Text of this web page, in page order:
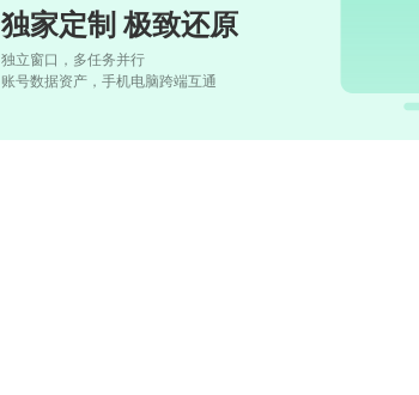
独家定制 极致还原
独立窗口，多任务并行
账号数据资产，手机电脑跨端互通